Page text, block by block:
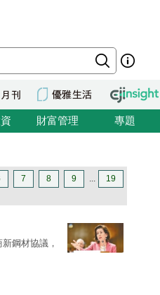
財富管理 專題
7 8 9 ... 19
鋼材協議，